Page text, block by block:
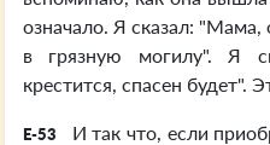
означало. Я сказал:
в грязную могилу". Я
крестится, спасен будет".
E-53
И так что, если